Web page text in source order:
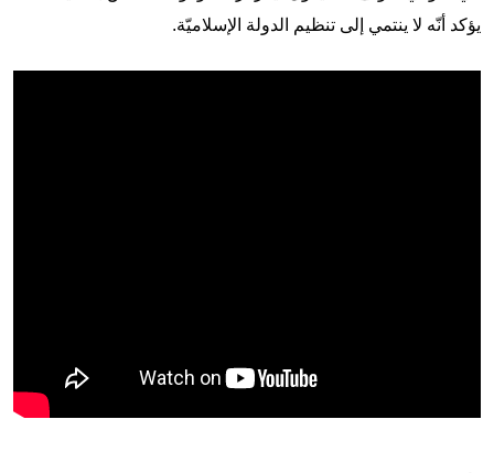
يؤكد أنّه لا ينتمي إلى تنظيم الدولة الإسلاميّة.